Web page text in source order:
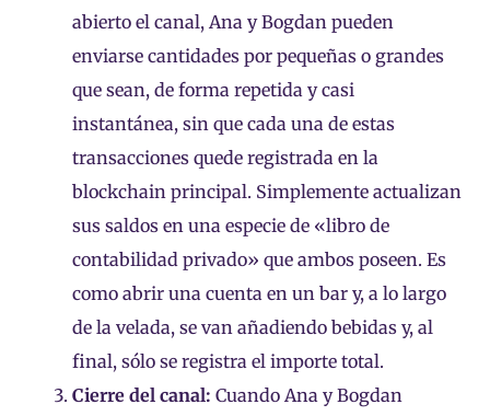
abierto el canal, Ana y Bogdan pueden
enviarse cantidades por pequeñas o grandes
que sean, de forma repetida y casi
instantánea, sin que cada una de estas
transacciones quede registrada en la
blockchain principal. Simplemente actualizan
sus saldos en una especie de «libro de
contabilidad privado» que ambos poseen. Es
como abrir una cuenta en un bar y, a lo largo
de la velada, se van añadiendo bebidas y, al
final, sólo se registra el importe total.
Cierre del canal: Cuando Ana y Bogdan